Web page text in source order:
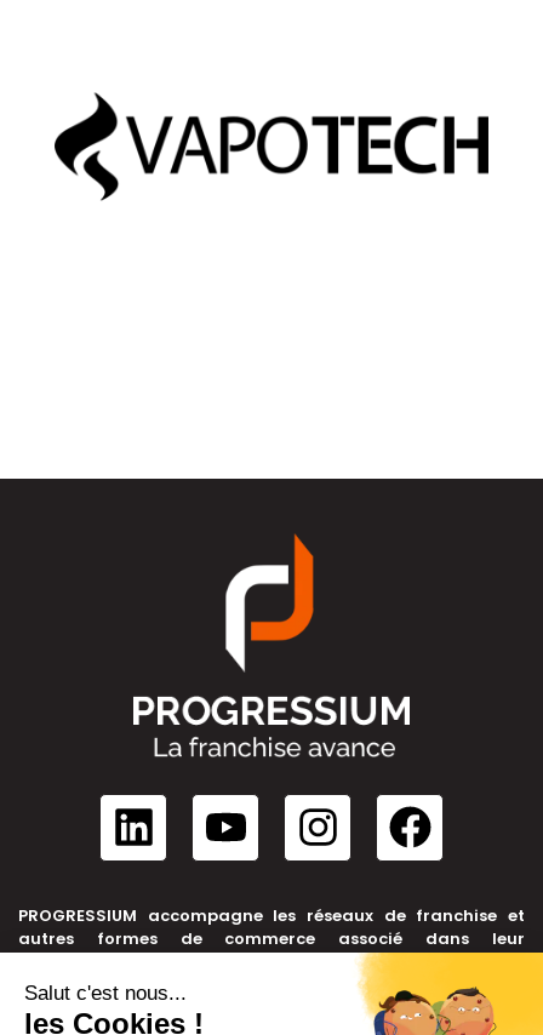
PROGRESSIUM accompagne les réseaux de franchise et
autres formes de commerce associé dans leur
développement, depuis leur création jusqu’à leur cession.